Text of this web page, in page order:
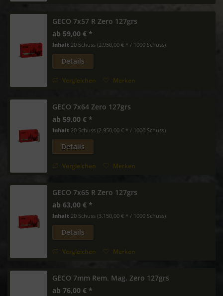
GECO 7x57 R Zero 127grs
ab 59,00 € *
Inhalt 20 Schuss (2.950,00 € * / 1000 Schuss)
Details
Vergleichen Merken
GECO 7x64 Zero 127grs
ab 59,00 € *
Inhalt 20 Schuss (2.950,00 € * / 1000 Schuss)
Details
Vergleichen Merken
GECO 7x65 R Zero 127grs
ab 63,00 € *
Inhalt 20 Schuss (3.150,00 € * / 1000 Schuss)
Details
Vergleichen Merken
GECO 7mm Rem. Mag. Zero 127grs
ab 76,00 € *